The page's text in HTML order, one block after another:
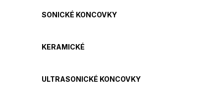
SONICKÉ KONCOVKY
KERAMICKÉ
ULTRASONICKÉ KONCOVKY